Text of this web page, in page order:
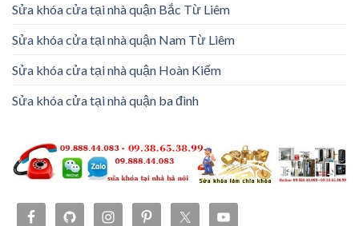
Sửa khóa cửa tại nhà quận Bắc Từ Liêm
Sửa khóa cửa tại nhà quận Nam Từ Liêm
Sửa khóa cửa tại nhà quận Hoàn Kiếm
Sửa khóa cửa tại nhà quận ba đình